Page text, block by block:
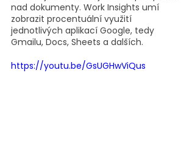
nad dokumenty. Work Insights umí
zobrazit procentuální využití
jednotlivých aplikací Google, tedy
Gmailu, Docs, Sheets a dalších.
https://youtu.be/GsUGHwViQus